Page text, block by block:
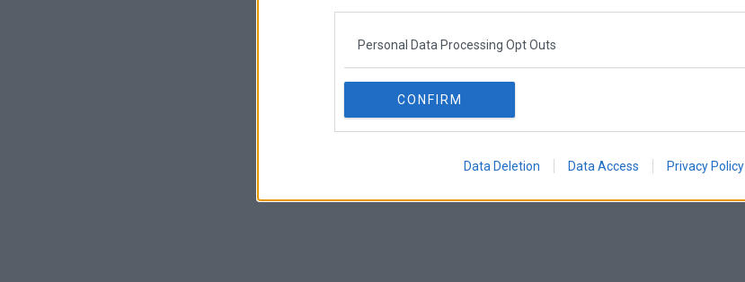
Personal Data Processing Opt Outs
CONFIRM
Data Deletion Data Access Privacy Policy